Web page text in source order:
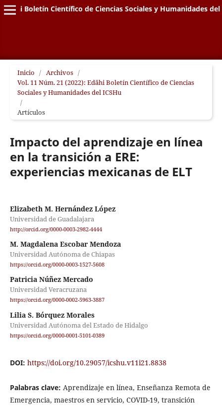
Edähi Boletín Científico de Ciencias Sociales y Humanidades del
Inicio / Archivos /
Vol. 11 Núm. 21 (2022): Edähi Boletín Científico de Ciencias
Sociales y Humanidades del ICSHu
/
Artículos
Impacto del aprendizaje en línea
en la transición a ERE:
experiencias mexicanas de ELT
Elizabeth M. Hernández López
Universidad de Guadalajara
http://orcid.org/0000-0003-2982-4444
M. Magdalena Escobar Mendoza
Universidad Autónoma de Chiapas
https://orcid.org/0000-0003-1527-5608
Patricia Núñez Mercado
Universidad Veracruzana
https://orcid.org/0000-0002-5963-3887
Lilia S. Bórquez Morales
Universidad Autónoma del Estado de Hidalgo
https://orcid.org/0000-0001-5101-0389
DOI: https://doi.org/10.29057/icshu.v11i21.8838
Palabras clave: Aprendizaje en línea, Enseñanza Remota de
Emergencia, maestros en servicio, COVID-19, transición